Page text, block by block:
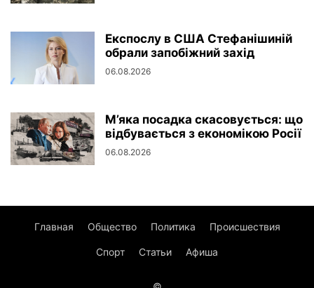
Експослу в США Стефанішиній
обрали запобіжний захід
06.08.2026
М’яка посадка скасовується: що
відбувається з економікою Росії
06.08.2026
Главная Общество Политика Происшествия
Спорт Статьи Афиша